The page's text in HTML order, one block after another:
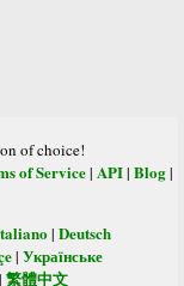
of choice!
of Service| API| Blog|
| Deutsch
| Українське
| 繁體中文